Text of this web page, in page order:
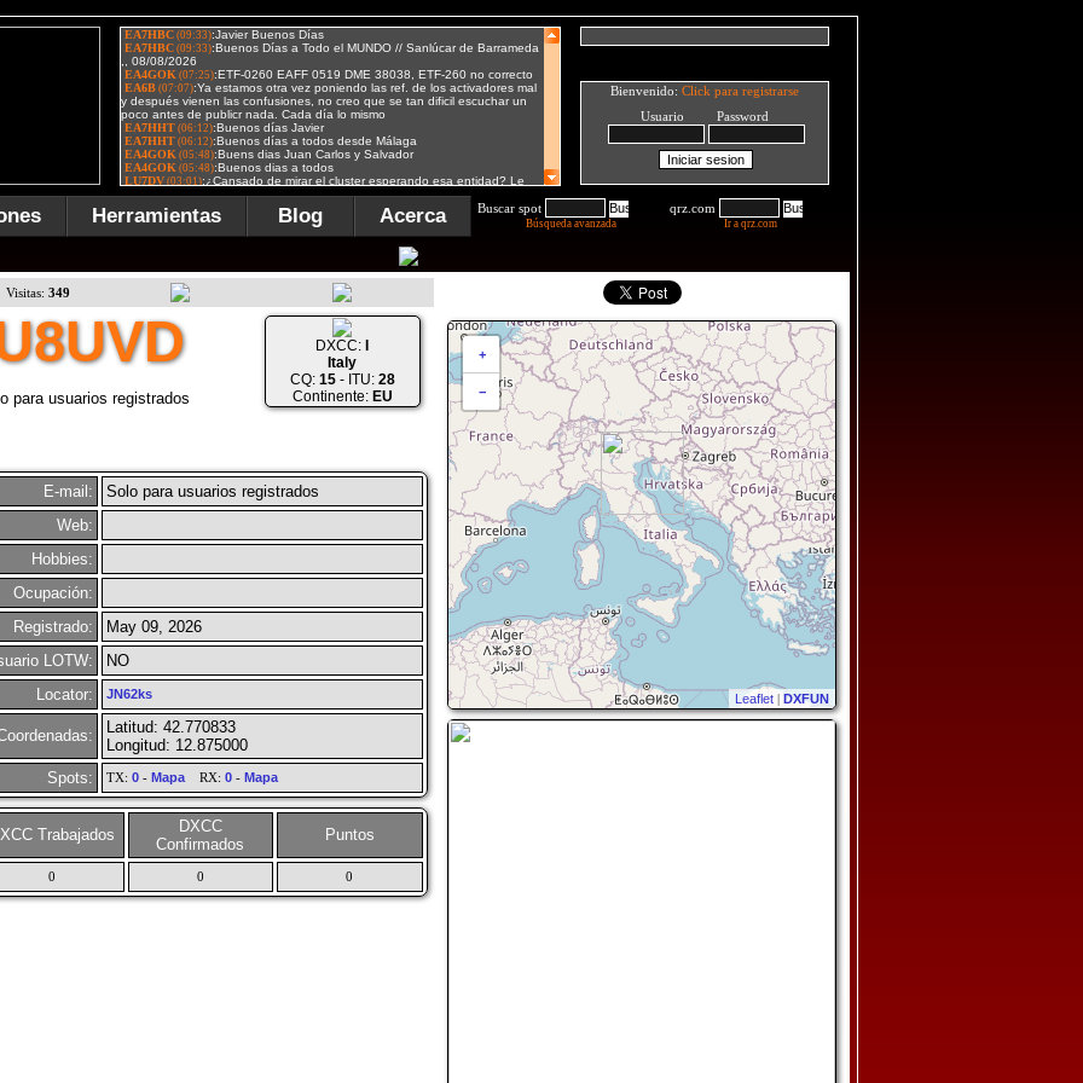
Bienvenido: Click para registrarse
Usuario Password
Herramientas Blog Acerca Buscar spot
Búsqueda avanzada
qrz.com
Ir a qrz.com
Visitas: 349
+
−
Leaflet | DXFUN
para usuarios registrados
DXCC:
Italy
CQ: 15- ITU: 28
Continente: EU
E-mail:
Solo para usuarios registrados
Web:
Hobbies:
Ocupación:
Registrado:
May 09, 2026
LOTW:
NO
Locator:
JN62ks
Latitud: 42.770833
Longitud: 12.875000
Spots:
TX: 0- MapaRX: 0- Mapa
Trabajados
DXCC
Confirmados
Puntos
0 0 0